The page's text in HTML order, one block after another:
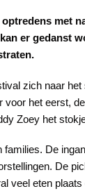
met
er gedanst
zich naar
voor het eerst,
Zoey het
De
De
veel eten